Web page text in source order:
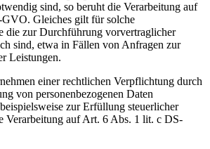
sind, so beruht die Verarbeitung auf
Gleiches gilt für solche
die zur Durchführung vorvertraglicher
sind, etwa in Fällen von Anfragen zur
Leistungen.
einer rechtlichen Verpflichtung durch
von personenbezogenen Daten
zur Erfüllung steuerlicher
Verarbeitung auf Art. 6 Abs. 1 lit. c DS-